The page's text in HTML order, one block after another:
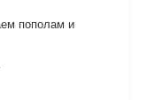
пополам и